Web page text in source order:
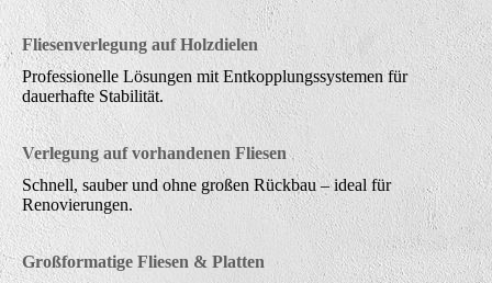
Fliesenverlegung auf Holzdielen
Professionelle Lösungen mit Entkopplungssystemen für
dauerhafte Stabilität.
Verlegung auf vorhandenen Fliesen
Schnell, sauber und ohne großen Rückbau – ideal für
Renovierungen.
Großformatige Fliesen & Platten